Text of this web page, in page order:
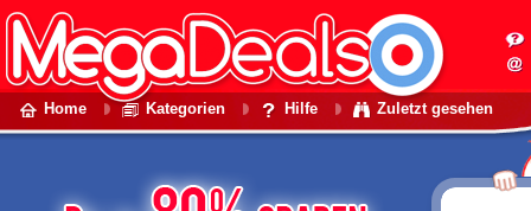
Home Kategorien Hilfe Zuletzt gesehen